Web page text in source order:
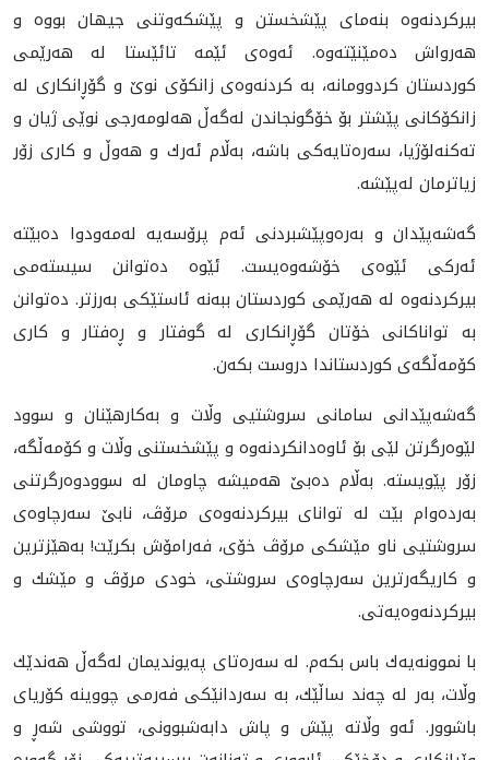
بیركردنەوە بنەمای پێشخستن و پێشكەوتنی جیهان بووە و
هەرواش دەمێنێتەوە. ئەوەی ئێمە تائێستا لە هەرێمی
كوردستان كردوومانە، بە كردنەوەی زانكۆی نوێ و گۆڕانكاری لە
زانكۆكانی پێشتر بۆ خۆگونجاندن لەگەڵ هەلومەرجی نوێی ژیان و
تەكنەلۆژیا، سەرەتایەكی باشە، بەڵام ئەرك و هەوڵ و كاری زۆر
زیاترمان لەپێشە.
گەشەپێدان‌ و بەرەوپێشبردنی ئەم پرۆسەیە لەمەودوا دەبێتە
ئەركی ئێوەی خۆشه‌وه‌یست. ئێوە دەتوانن سیستەمی
بیركردنەوە لە هەرێمی كوردستان ببەنە ئاستێكی بەرزتر. دەتوانن
بە تواناكانی خۆتان گۆڕانكاری لە گوفتار و ڕەفتار و كاری
كۆمەڵگەی كوردستاندا دروست بكەن.
گەشەپێدانی سامانی سروشتیی وڵات و بەكارهێنان و سوود
لێوەرگرتن لێی بۆ ئاوەدانكردنەوە و پێشخستنی وڵات و كۆمەڵگە،
زۆر پێویستە‌. بەڵام دەبێ هەمیشە چاومان لە سوودوەرگرتنی
بەردەوام بێت لە توانای بیركردنەوەی مرۆڤ، نابێ سەرچاوەی
سروشتیی ناو مێشكی مرۆڤ خۆی، فەرامۆش بكرێت! بەهێزترین
و كاریگەرترین سەرچاوەی سروشتی، خودی مرۆڤ و مێشك و
بیركردنەوەیەتی.
با نموونەیەك باس بكەم. لە سەرەتای پەیوندیمان لەگەڵ هەندێك
وڵات، بەر لە چەند ساڵێك، به‌ سەردانێكی فه‌رمى چووينه‌ كۆریای
باشوور. ئەو وڵاتە پێش و پاش دابەشبوونی، تووشی شەڕ و